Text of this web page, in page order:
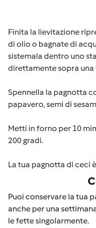
Finita la lievitazione
di olio o bagnate di
sistemala dentro uno
direttamente sopra
Spennella la pagnotta
papavero, semi di
Metti in forno per 10
200 gradi.
La tua pagnotta di ceci
Puoi conservare la tua
anche per una
le fette singolarmente.